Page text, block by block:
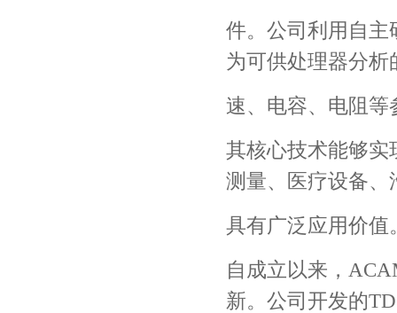
件。公司利用自主
为可供处理器分
速、电容、电阻
其核心技术能够实
测量、医疗设备、
具有广泛应用价值
自成立以来，
新。公司开发的